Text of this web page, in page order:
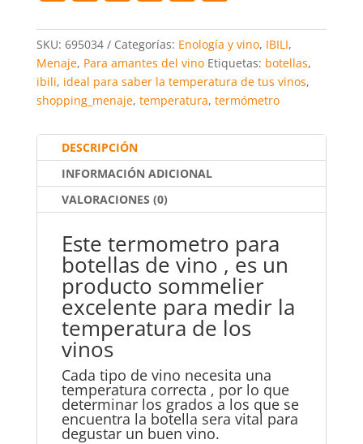
c
e
b
o
o
k
itt
er
ai
l
at
s
A
p
p
er
e
st
m
p
ar
SKU: 695034 Categorías: Enología y vino, IBILI,
Menaje, Para amantes del vino Etiquetas: botellas,
ibili, ideal para saber la temperatura de tus vinos,
shopping_menaje, temperatura, termómetro
DESCRIPCIÓN
INFORMACIÓN ADICIONAL
VALORACIONES (0)
Este termometro para
botellas de vino , es un
producto sommelier
excelente para medir la
temperatura de los
vinos
Cada tipo de vino necesita una
temperatura correcta , por lo que
determinar los grados a los que se
encuentra la botella sera vital para
degustar un buen vino.